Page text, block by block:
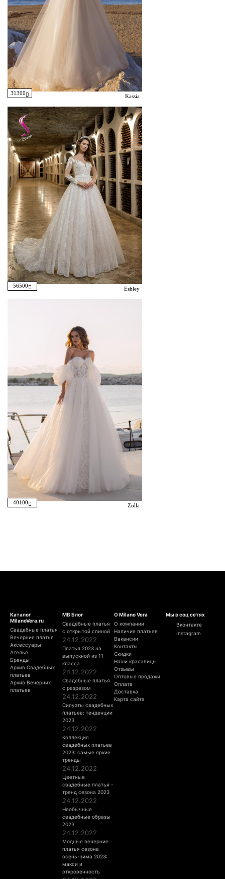
31300 Kassia
56500 Eshley
40100 Zolla
Каталог
MilanoVera.ru
Свадебные платья
Вечерние платья
Аксессуары
Ателье
Бренды
Архив Свадебных
платьев
Архив Вечерних
платьев
МВ Блог
Свадебные платья
с открытой спиной
24.12.2022
Платья 2023 на
выпускной из 11
класса
24.12.2022
Свадебные платья
с разрезом
24.12.2022
Силуэты свадебных
платьев: тенденции
2023
24.12.2022
Коллекция
свадебных платьев
2023: самые яркие
тренды
24.12.2022
Цветные
свадебные платья -
тренд сезона 2023
24.12.2022
Необычные
свадебные образы
2023
24.12.2022
Модные вечерние
платья сезона
осень-зима 2023:
макси и
откровенность
О Milano Vera
О компании
Наличие платьев
Вакансии
Контакты
Скидки
Наши красавицы
Отзывы
Оптовые продажи
Оплата
Доставка
Карта сайта
Мы в соц сетях
Вконтакте
Instagram